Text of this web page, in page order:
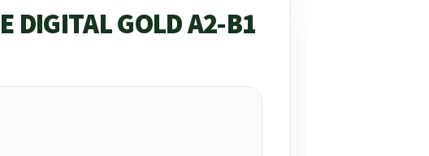
DIGITAL GOLD A2-B1